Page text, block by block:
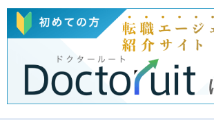
Doctoruit医師転職特集
Doctoruitについて
運営者情報
プライバシーポリシー